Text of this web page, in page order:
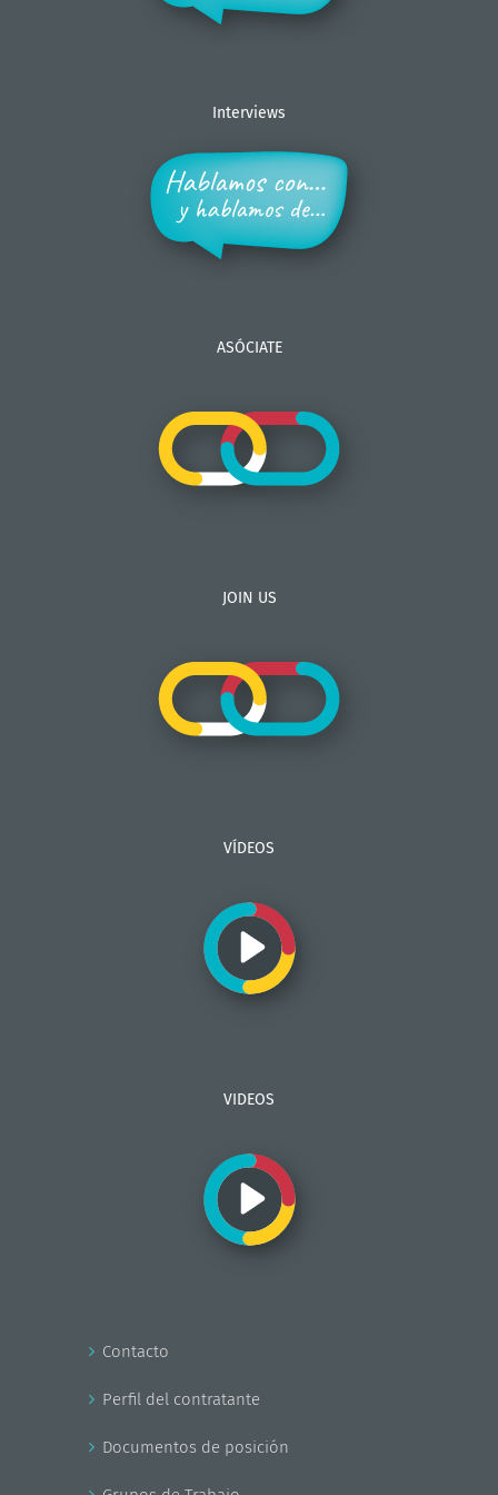
Interviews
ASÓCIATE
JOIN US
VÍDEOS
VIDEOS
Contacto
Perfil del contratante
Documentos de posición